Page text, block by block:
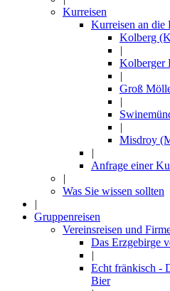
Kurreisen
Kurreisen an die
Kolberg
|
Kolberger
|
Groß
|
|
Misdroy
|
Anfrage einer
|
Was Sie wissen sollten
|
Gruppenreisen
Vereinsreisen und
Das Erzgebirge
|
Echt fränkisch -
Bier